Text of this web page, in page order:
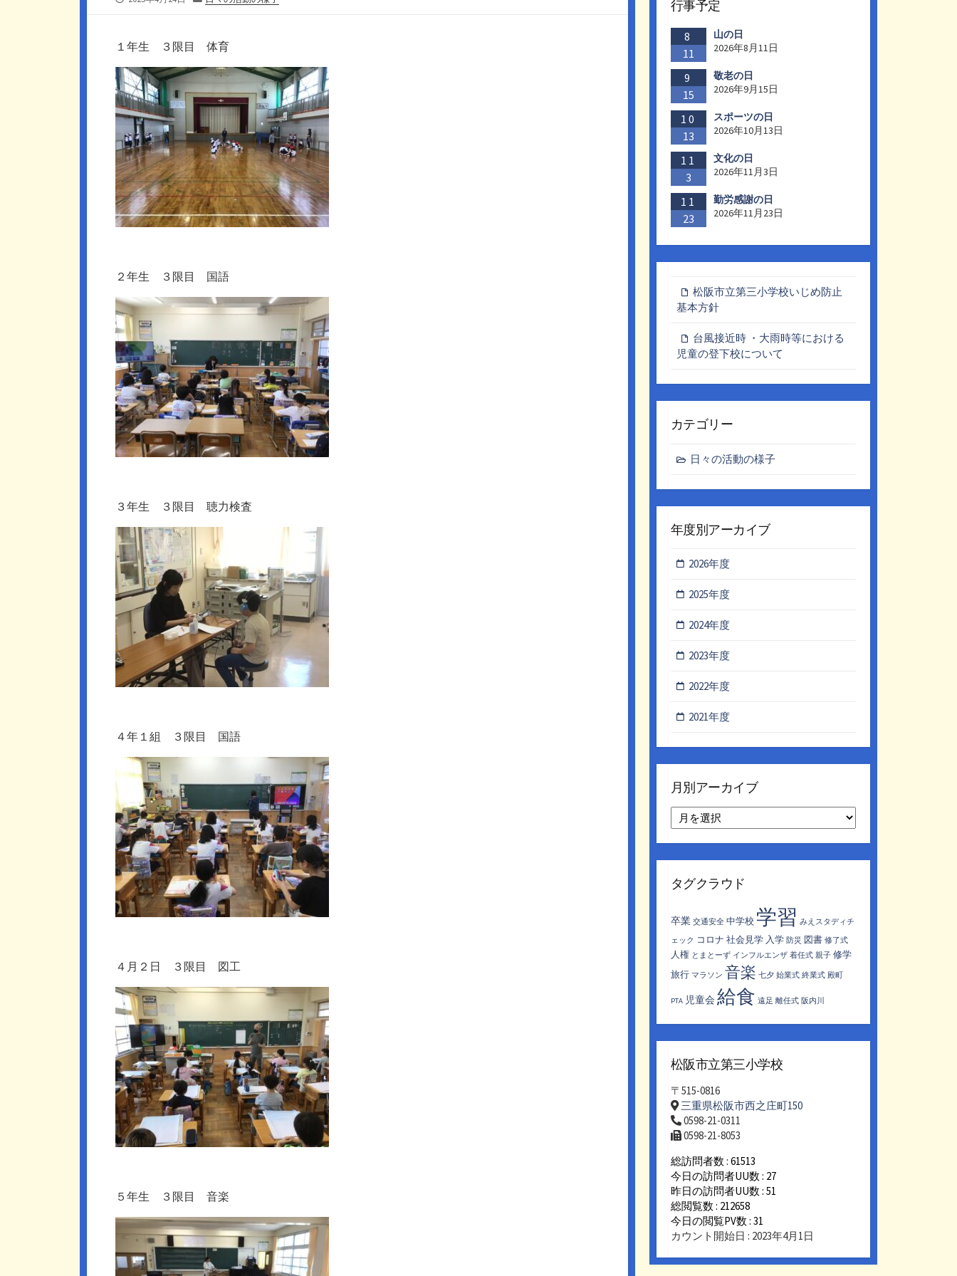
リ
ー
１年生 ３限目 体育
２年生 ３限目 国語
３年生 ３限目 聴力検査
４年１組 ３限目 国語
４月２日 ３限目 図工
５年生 ３限目 音楽
行事予定
8
11
山の日
2026年8月11日
9
15
敬老の日
2026年9月15日
10
13
スポーツの日
2026年10月13日
11
3
文化の日
2026年11月3日
11
23
勤労感謝の日
2026年11月23日
松阪市立第三小学校いじめ防止
基本方針
台風接近時 ・大雨時等における
児童の登下校について
カテゴリー
日々の活動の様子
年度別アーカイブ
2026年度
2025年度
2024年度
2023年度
2022年度
2021年度
月別アーカイブ
別
ア
ー
イ
タグクラウド
卒業 交通安全 中学校 学習 みえスタディチ
ェック コロナ 社会見学 入学 防災 図書 修了式
人権 とまとーず インフルエンザ 着任式 親子 修学
旅行 マラソン 音楽 七夕 始業式 終業式 殿町
PTA 児童会 給食 遠足 離任式 阪内川
松阪市立第三小学校
〒515-0816
三重県松阪市西之庄町150
0598-21-0311
0598-21-8053
総訪問者数 : 61513
今日の訪問者UU数 : 27
昨日の訪問者UU数 : 51
総閲覧数 : 212658
今日の閲覧PV数 : 31
カウント開始日 : 2023年4月1日